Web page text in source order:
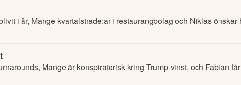
i år, Mange kvartalstrade:ar i restaurangbolag och Niklas
Mange är konspiratorisk kring Trump-vinst, och Fabian